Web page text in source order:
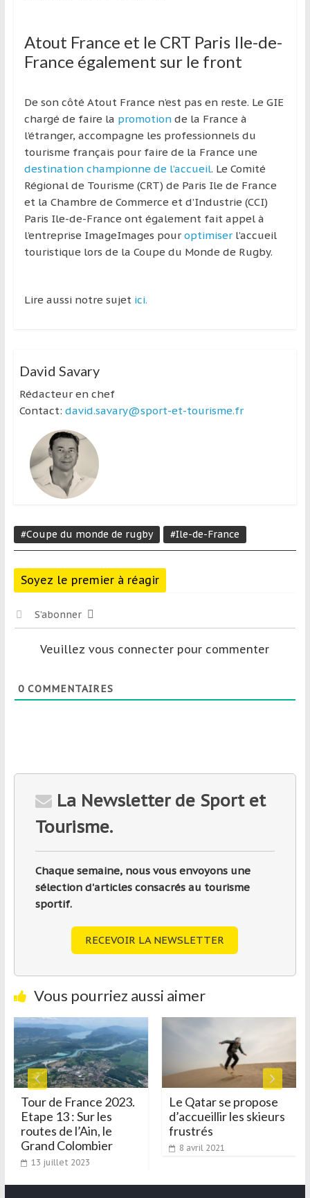
Atout France et le CRT Paris Ile-de-
France également sur le front
De son côté Atout France n’est pas en reste. Le GIE
chargé de faire la promotionde la France à
l’étranger, accompagne les professionnels du
tourisme français pour faire de la France une
destination championne de l’accueil. Le Comité
Régional de Tourisme (CRT) de Paris Ile de France
et la Chambre de Commerce et d’Industrie (CCI)
Paris Ile-de-France ont également fait appel à
l’entreprise ImageImages pouroptimiser l’accueil
touristique lors de la Coupe du Monde de Rugby.
Lire aussi notre sujet ici.
David Savary
Rédacteur en chef
Contact: david.savary@sport-et-tourisme.fr
#Coupe du monde de rugby #Ile-de-France
Soyez le premier à réagir
S’abonner
Veuillez vous connecter pour commenter
0COMMENTAIRES
La Newsletter de Sport et
Tourisme.
Chaque semaine, nous vous envoyons une
sélection d'articles consacrés au tourisme
sportif.
RECEVOIR LA NEWSLETTER
Vous pourriez aussi aimer
Tour de France 2023.
Etape 13 : Sur les
routes de l’Ain, le
Grand Colombier
13 juillet 2023
Le Qatar se propose
d’accueillir les skieurs
frustrés
8 avril 2021